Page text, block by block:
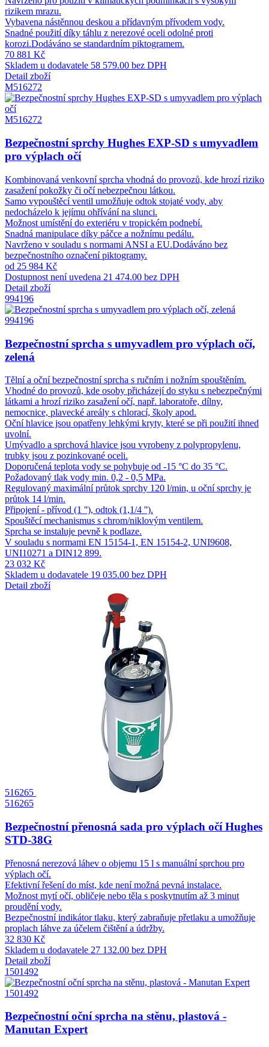
rizikem mrazu.
Vybavena nástěnnou deskou a přídavným přívodem vody.
Snadné použití díky táhlu z nerezové oceli odolné proti
korozi.Dodáváno se standardním piktogramem.
70 881 Kč
Skladem u dodavatele 58 579.00 bez DPH
Detail zboží
M516272
M516272
Bezpečnostní sprchy Hughes EXP-SD s umyvadlem
pro výplach očí
Kombinovaná venkovní sprcha vhodná do provozů, kde hrozí riziko
zasažení pokožky či očí nebezpečnou látkou.
Samo vypouštěcí ventil umožňuje odtok stojaté vody, aby
nedocházelo k jejímu ohřívání na slunci.
Možnost umístění do exteriéru v tropickém podnebí.
Snadná manipulace díky páčce a nožnímu pedálu.
Navrženo v souladu s normami ANSI a EU.Dodáváno bez
bezpečnostního označení piktogramy.
od 25 984 Kč
Dostupnost není uvedena 21 474.00 bez DPH
Detail zboží
994196
994196
Bezpečnostní sprcha s umyvadlem pro výplach očí,
zelená
Tělní a oční bezpečnostní sprcha s ručním i nožním spouštěním.
Vhodné do provozů, kde osoby přicházejí do styku s nebezpečnými
látkami a hrozí riziko zasažení očí, např. laboratoře, dílny,
nemocnice, plavecké areály s chlorací, školy apod.
Oční hlavice jsou opatřeny lehkými kryty, které se při použití ihned
uvolní.
Umývadlo a sprchová hlavice jsou vyrobeny z polypropylenu,
trubky jsou z pozinkované oceli.
Doporučená teplota vody se pohybuje od -15 °C do 35 °C.
Požadovaný tlak vody min. 0,2 - 0,5 MPa.
Regulovaný maximální průtok sprchy 120 l/min, u oční sprchy je
průtok 14 l/min.
Připojení - přívod (1 ''), odtok (1,1/4 '').
Spouštěcí mechanismus s chrom/niklovým ventilem.
Sprcha se instaluje pevně k podlaze.
V souladu s normami EN 15154-1, EN 15154-2, UNI9608,
UNI10271 a DIN12 899.
23 032 Kč
Skladem u dodavatele 19 035.00 bez DPH
Detail zboží
516265
516265
Bezpečnostní přenosná sada pro výplach očí Hughes
STD-38G
Přenosná nerezová láhev o objemu 15 l s manuální sprchou pro
výplach očí.
Efektivní řešení do míst, kde není možná pevná instalace.
Možnost mytí očí, obličeje nebo těla s poskytnutím až 3 minut
proudění vody.
Bezpečnostní indikátor tlaku, který zabraňuje přetlaku a umožňuje
proplach láhve za účelem čištění a údržby.
32 830 Kč
Skladem u dodavatele 27 132.00 bez DPH
Detail zboží
1501492
1501492
Bezpečnostní oční sprcha na stěnu, plastová -
Manutan Expert